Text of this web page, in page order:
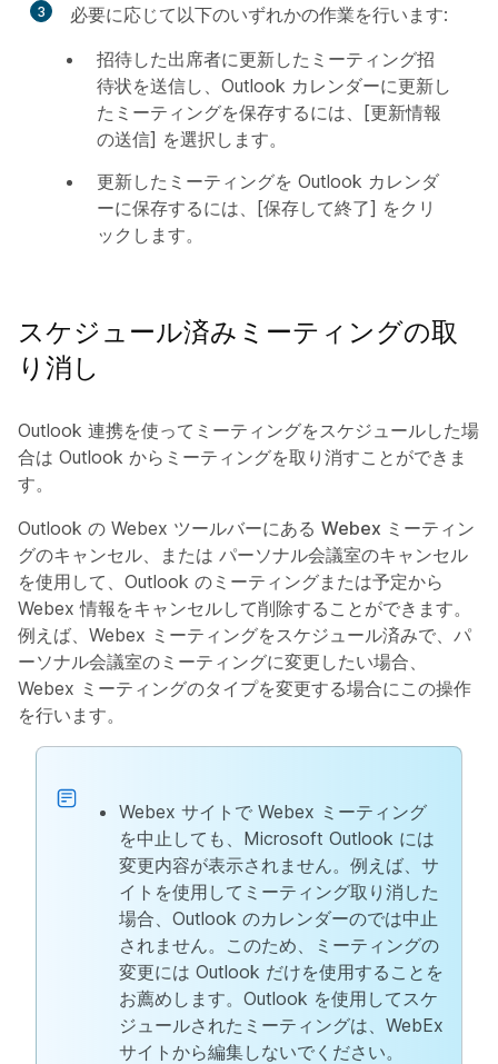
3
必要に応じて以下のいずれかの作業を行います:
招待した出席者に更新したミーティング招
待状を送信し、Outlook カレンダーに更新し
たミーティングを保存するには、[更新情報
の送信] を選択します。
更新したミーティングを Outlook カレンダ
ーに保存するには、[保存して終了] をクリ
ックします。
スケジュール済みミーティングの取
り消し
Outlook 連携を使ってミーティングをスケジュールした場
合は Outlook からミーティングを取り消すことができま
す。
Outlook の Webex ツールバーにある Webex ミーティン
グのキャンセル、または パーソナル会議室のキャンセル
を使用して、Outlook のミーティングまたは予定から
Webex 情報をキャンセルして削除することができます。
例えば、Webex ミーティングをスケジュール済みで、パ
ーソナル会議室のミーティングに変更したい場合、
Webex ミーティングのタイプを変更する場合にこの操作
を行います。
Webex サイトで Webex ミーティング
を中止しても、Microsoft Outlook には
変更内容が表示されません。例えば、サ
イトを使用してミーティング取り消した
場合、Outlook のカレンダーのでは中止
されません。このため、ミーティングの
変更には Outlook だけを使用することを
お薦めします。Outlook を使用してスケ
ジュールされたミーティングは、WebEx
サイトから編集しないでください。